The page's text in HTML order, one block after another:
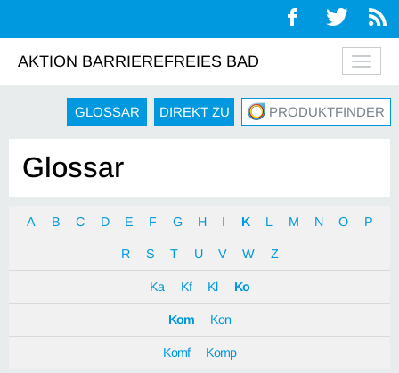
AKTION BARRIEREFREIES BAD
GLOSSAR DIREKT ZU PRODUKTFINDER
Glossar
A B C D E F G H I K L M N O P
R S T U V W Z
Ka Kf Kl Ko
Kom Kon
Komf Komp